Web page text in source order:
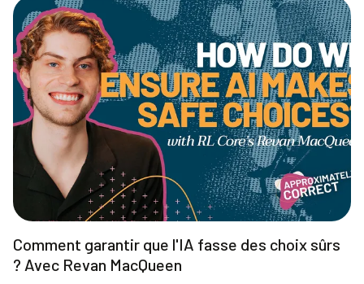
Comment garantir que l'IA fasse des choix sûrs
? Avec Revan MacQueen